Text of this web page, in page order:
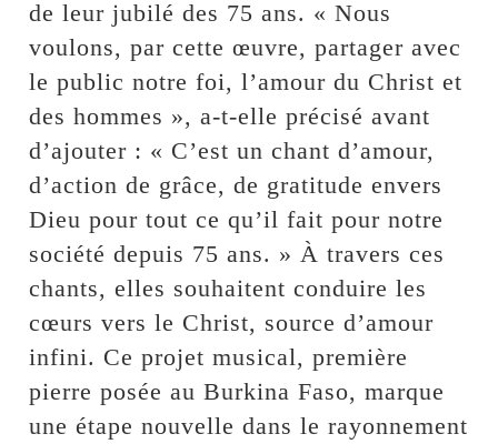
de leur jubilé des 75 ans. « Nous
voulons, par cette œuvre, partager avec
le public notre foi, l’amour du Christ et
des hommes », a-t-elle précisé avant
d’ajouter : « C’est un chant d’amour,
d’action de grâce, de gratitude envers
Dieu pour tout ce qu’il fait pour notre
société depuis 75 ans. » À travers ces
chants, elles souhaitent conduire les
cœurs vers le Christ, source d’amour
infini. Ce projet musical, première
pierre posée au Burkina Faso, marque
une étape nouvelle dans le rayonnement